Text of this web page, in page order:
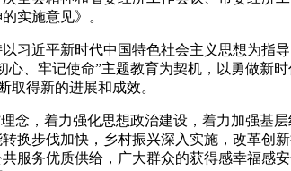
实施意见》。
近平新时代中国特色社会主义思想为指
、牢记使命”主题教育为契机，以勇做新时
取得新的进展和成效。
，着力强化思想政治建设，着力加强基
换步伐加快，乡村振兴深入实施，改革创
服务优质供给，广大群众的获得感幸福感